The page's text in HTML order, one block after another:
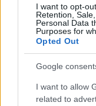
I want to opt-
Retention,
Personal Data
Purposes for
Opted Out
Google
I want to allow
related to